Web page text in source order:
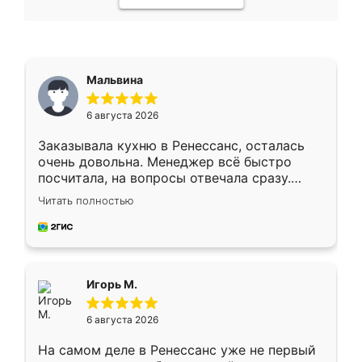
Мальвина
6 августа 2026
Заказывала кухню в Ренессанс, осталась
очень довольна. Менеджер всё быстро
посчитала, на вопросы отвечала сразу.
Замерщик приехал в субботу, подошёл к
делу со всей ответственностью. Собрали
за день, ребята работали аккуратно, даже
Читать полностью
Игорь М.
6 августа 2026
На самом деле в Ренессанс уже не первый